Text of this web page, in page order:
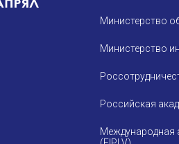
Министерство
Министерство
Российская
Международная